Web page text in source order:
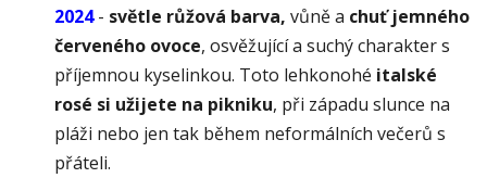
2024- světle růžová barva, vůně a chuť jemného
červeného ovoce, osvěžující a suchý charakter s
příjemnou kyselinkou. Toto lehkonohé italské
rosé si užijete na pikniku, při západu slunce na
pláži nebo jen tak během neformálních večerů s
přáteli.